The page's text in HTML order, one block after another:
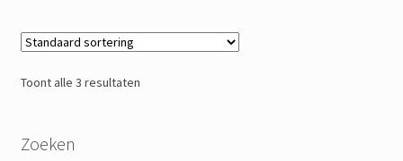
Toont alle 3 resultaten
Zoeken